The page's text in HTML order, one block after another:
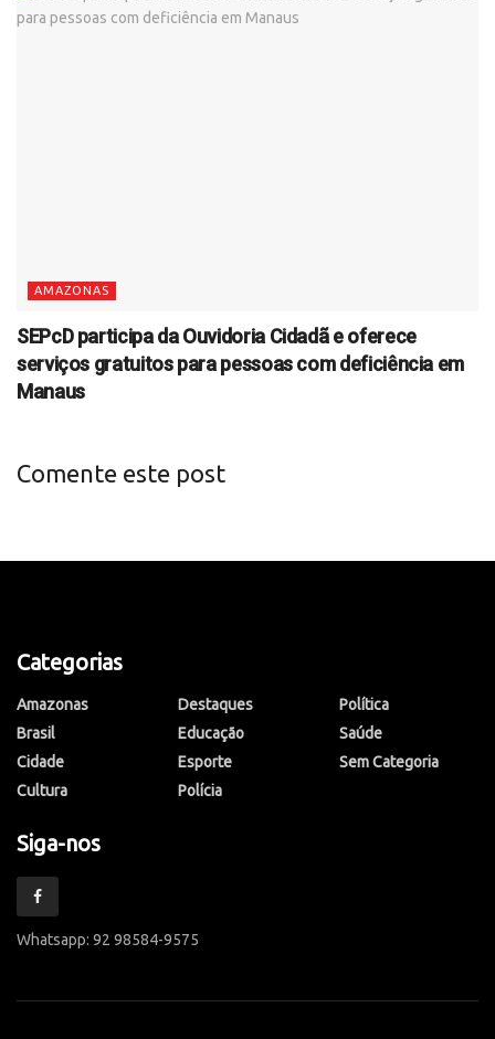
AMAZONAS
SEPcD participa da Ouvidoria Cidadã e oferece
serviços gratuitos para pessoas com deficiência em
Manaus
Comente este post
Categorias
Amazonas
Brasil
Cidade
Cultura
Destaques
Educação
Esporte
Polícia
Política
Saúde
Sem Categoria
Siga-nos
Whatsapp: 92 98584-9575